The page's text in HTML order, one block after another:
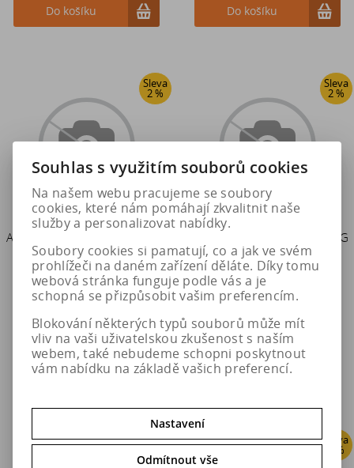
Do košíku
Do košíku
Sleva
2 %
Autobaterie Banner RUNNING
BULL EFB 12V 70Ah 660A
(EFB 570 11)
2 571 Kč
2 623 Kč
Do košíku
Sleva
2 %
Autobaterie Banner RUNNING
BULL EFB 12V 65Ah 650A
(EFB 565 12)
2 880 Kč
2 939 Kč
Do košíku
Sleva
2 %
Sleva
2 %
Souhlas s využitím souborů cookies
Na našem webu pracujeme se soubory
cookies, které nám pomáhají zkvalitnit naše
služby a personalizovat nabídky.
Soubory cookies si pamatují, co a jak ve svém
prohlížeči na daném zařízení děláte. Díky tomu
webová stránka funguje podle vás a je
schopná se přizpůsobit vašim preferencím.
Blokování některých typů souborů může mít
vliv na vaši uživatelskou zkušenost s naším
webem, také nebudeme schopni poskytnout
vám nabídku na základě vašich preferencí.
Nastavení
Odmítnout vše